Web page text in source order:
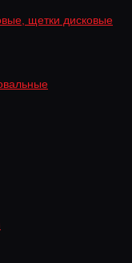
щетки дисковые